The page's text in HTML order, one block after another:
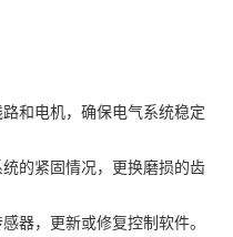
和电机，确保电气系统稳定
统的紧固情况，更换磨损的齿
器，更新或修复控制软件。